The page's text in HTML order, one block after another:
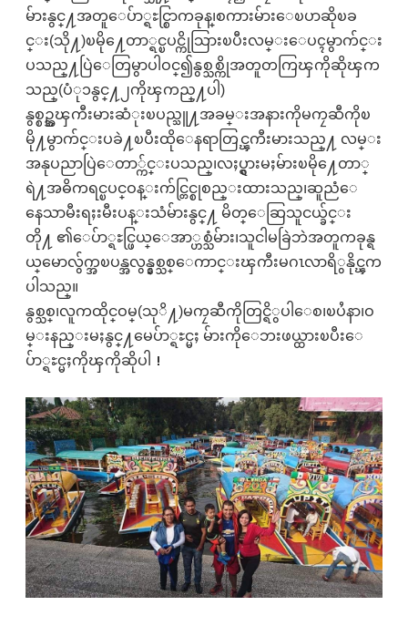
မ်ားနွင္႔အတူေပ်ာ္ရႊင္စြာကခုန္၊စကားမ်ားေၿပာဆိုၿခ
င္း(သို႔)ၿမို႔ေတာ္ရင္ၿပင္ကိုသြားၿပီးလမ္းေပၚမွာက်င္း
ပသည္႔ပြဲေတြမွာပါဝင္၍နွစ္သစ္ကိုအတူတကြၾကိုဆိုၾက
သည္(ပံု၁နွင္႔၂ကိုၾကည္႔ပါ)
နွစ္စဥ္အၾကီးမားဆံုးၿပည္သူ႔အခမ္းအနားကိုမကၠဆီကိုၿ
မို႔မွာက်င္းပခဲ႔ၿပီးထိုေနရာတြင္ၾကီးမားသည္႔ လမ္း
အနုပညာပြဲေတာ္က်င္းပသည္၊လႈပ္ရွားမႈမ်ားၿမို႔ေတာ္
ရဲ႔အဓိကရင္ၿပင္ဝန္းက်င္တြင္စုစည္းထားသည္၊ဆူညံေ
နေသာမီးရႈးမီးပန္းသံမ်ားနွင္႔ မိတ္ေဆြသူငယ္ခ်င္း
တို႔ ၏ေပ်ာ္ရႊင္ဖြယ္ေအာ္ဟစ္သံမ်ား၊သူငါမခြဲဘဲအတူကခုန္ရ
ယ္ေမာလွ်က္အၿပန္အလွန္နွစ္သစ္ေကာင္းၾကီးမဂၤလာရိွနိုင္ၾက
ပါသည္။
နွစ္သစ္၊လူကထိုင္ဝမ္(သုိ႔)မကၠဆီကိုတြင္ရိွပါေစ၊ၿပႆနာ၊ဝ
မ္းနည္းမႈနွင္႔မေပ်ာ္ရႊင္မႈ မ်ားကိုေဘးဖယ္ထားၿပီးေ
ပ်ာ္ရႊင္မႈကိုၾကိုဆိုပါ！